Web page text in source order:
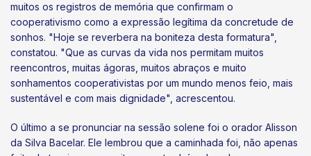
muitos os registros de memória que confirmam o
cooperativismo como a expressão legítima da concretude de
sonhos. "Hoje se reverbera na boniteza desta formatura",
constatou. "Que as curvas da vida nos permitam muitos
reencontros, muitas ágoras, muitos abraços e muito
sonhamentos cooperativistas por um mundo menos feio, mais
sustentável e com mais dignidade", acrescentou.
O último a se pronunciar na sessão solene foi o orador Alisson
da Silva Bacelar. Ele lembrou que a caminhada foi, não apenas